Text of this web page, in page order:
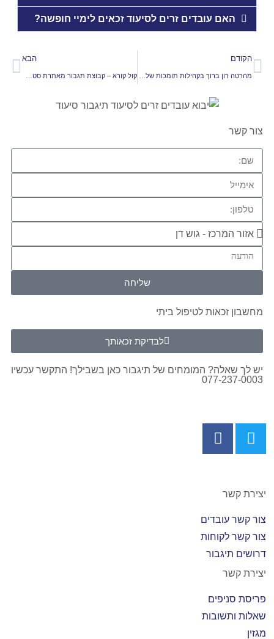
האם עובדים זרים לסיעוד זכאים לימיי חופשה?
הקודם הבא
צור קשר
שליחה
מחשבון זכאות לטיפול ביתי
לבדיקת זכאותך
יש לך שאלה? המומחים של תיגבור כאן בשבילך! התקשר עכשיו
077-237-0003
יצירת קשר
צור קשר עובדים
צור קשר לקוחות
דרושים תיגבור
יצירת קשר
פריסת סניפים
שאלות ותשובות
מגזין